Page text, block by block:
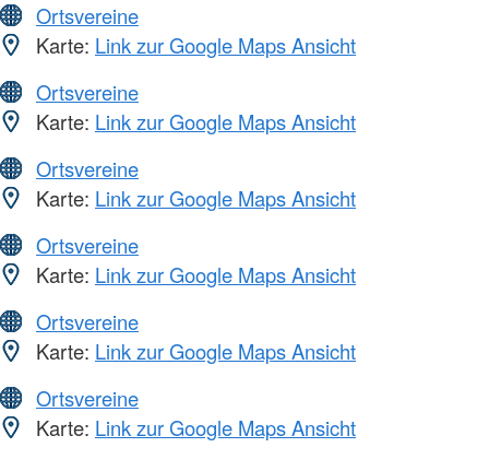
Ortsvereine
Karte: Link zur Google Maps Ansicht
Ortsvereine
Karte: Link zur Google Maps Ansicht
Ortsvereine
Karte: Link zur Google Maps Ansicht
Ortsvereine
Karte: Link zur Google Maps Ansicht
Ortsvereine
Karte: Link zur Google Maps Ansicht
Ortsvereine
Karte: Link zur Google Maps Ansicht